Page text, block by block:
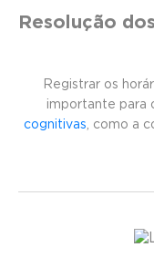
Resolução
Registrar os
importante para
cognitivas, como a